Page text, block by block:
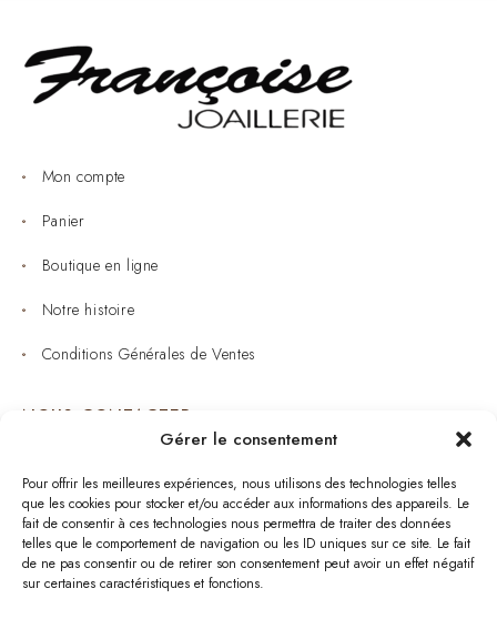
Gérer le consentement
Pour offrir les meilleures expériences, nous utilisons des technologies telles
que les cookies pour stocker et/ou accéder aux informations des appareils. Le
fait de consentir à ces technologies nous permettra de traiter des données
telles que le comportement de navigation ou les ID uniques sur ce site. Le fait
de ne pas consentir ou de retirer son consentement peut avoir un effet négatif
sur certaines caractéristiques et fonctions.
Mon compte
Panier
Boutique en ligne
Notre histoire
Conditions Générales de Ventes
NOUS CONTACTER
Bijouterie : 05 53 53 64 11
Mardi au Samedi: 09:00 - 19:00
bijouterie.lavergne@orange.fr